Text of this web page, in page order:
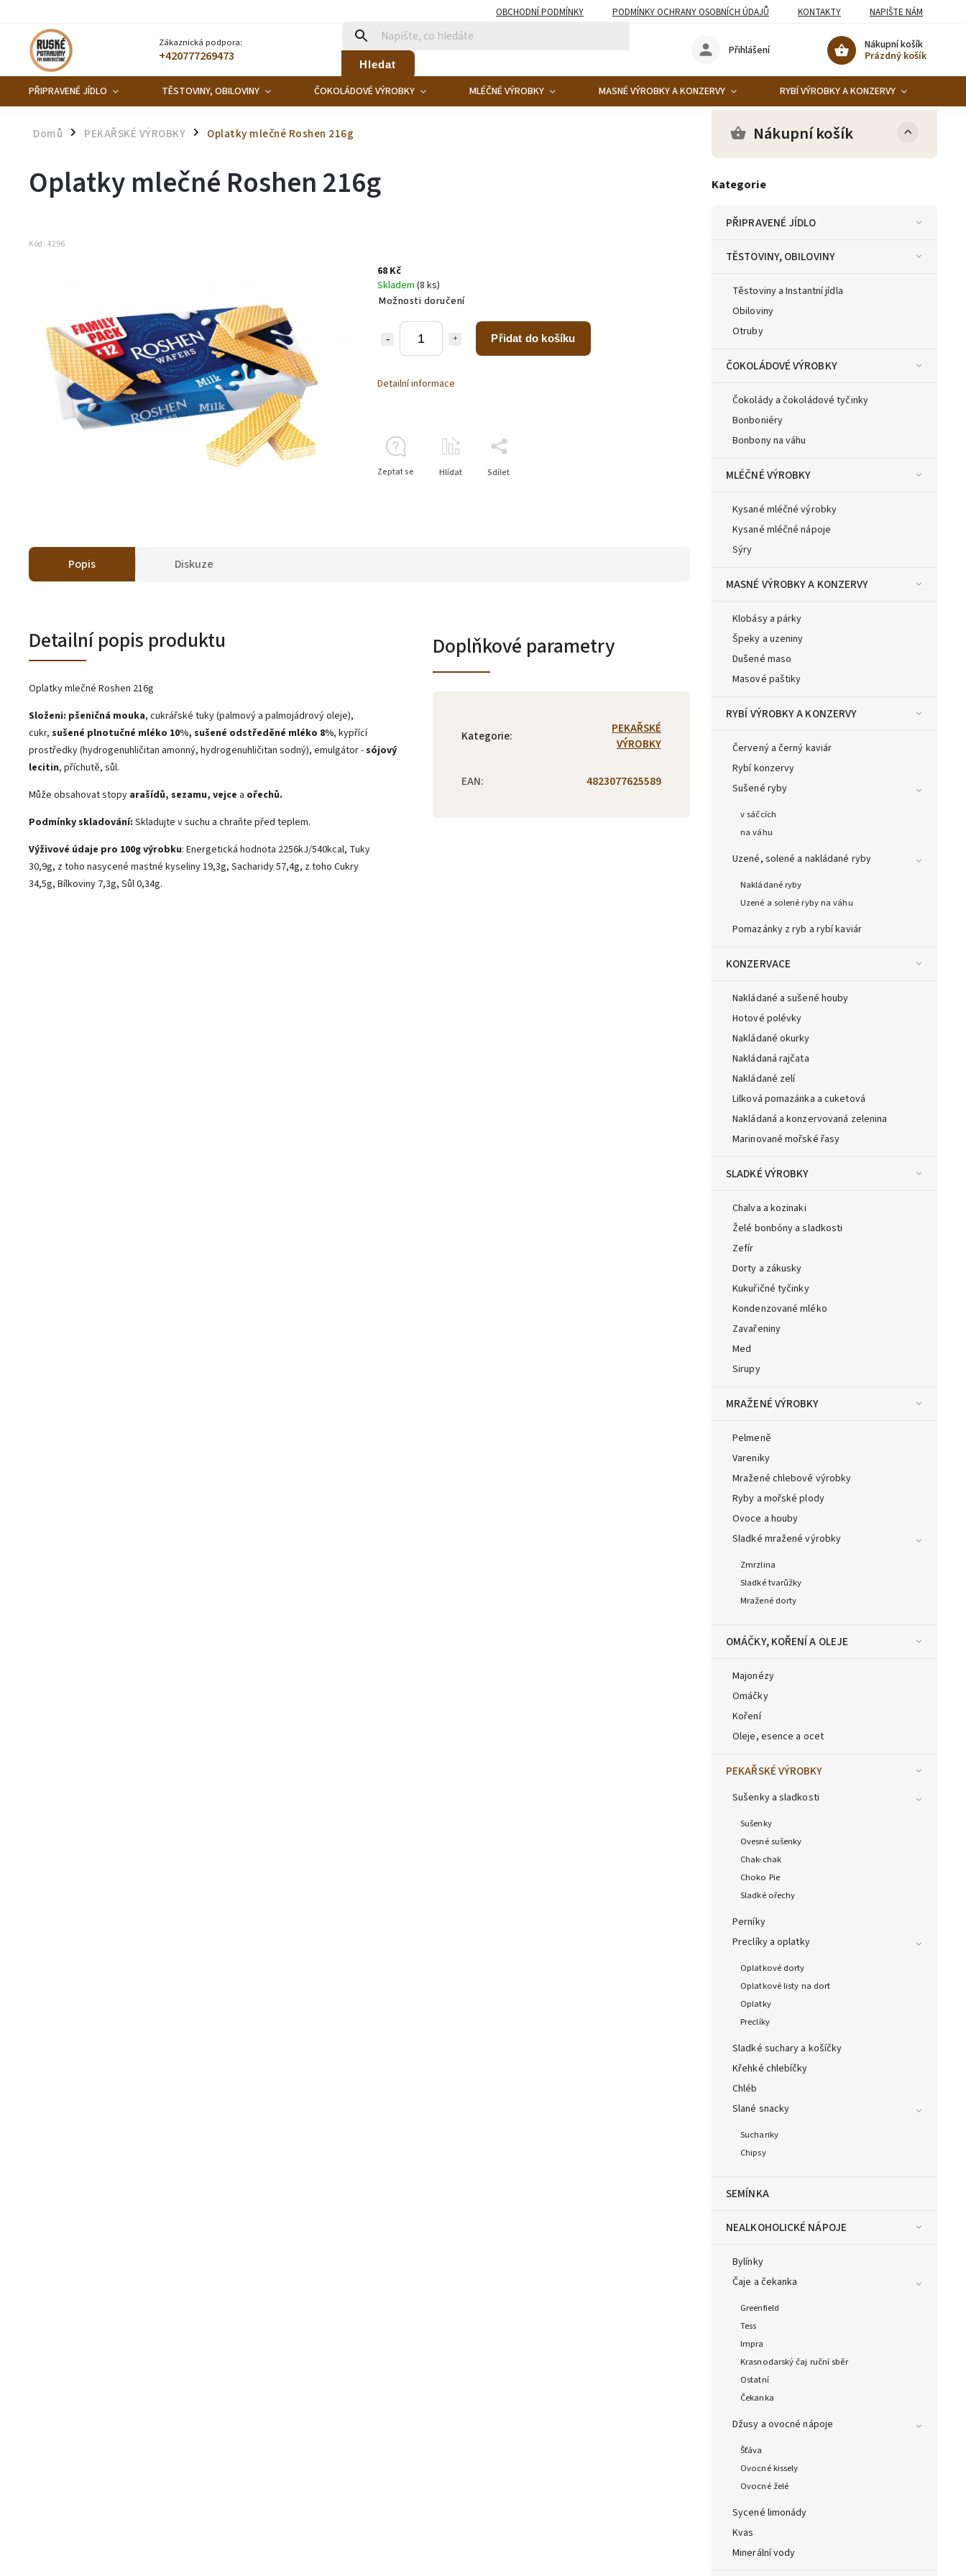
OBCHODNÍ PODMÍNKY PODMÍNKY OCHRANY OSOBNÍCH ÚDAJŮ KONTAKTY NAPIŠTE NÁM
Zákaznická podpora:
+420777269473 Hledat
Nákupní košík
Prázdný košík
Přihlášení
PŘIPRAVENÉ JÍDLO TĚSTOVINY, OBILOVINY ČOKOLÁDOVÉ VÝROBKY MLÉČNÉ VÝROBKY MASNÉ VÝROBKY A KONZERVY RYBÍ VÝROBKY A KONZERVY
Domů / PEKAŘSKÉ VÝROBKY / Oplatky mlečné Roshen 216g Nákupní košík
Kategorie
PŘIPRAVENÉ JÍDLO
TĚSTOVINY, OBILOVINY
Těstoviny a Instantní jídla
Obiloviny
Otruby
ČOKOLÁDOVÉ VÝROBKY
Čokolády a čokoládové tyčinky
Bonboniéry
Bonbony na váhu
MLÉČNÉ VÝROBKY
Kysané mléčné výrobky
Kysané mléčné nápoje
Sýry
MASNÉ VÝROBKY A KONZERVY
Klobásy a párky
Špeky a uzeniny
Dušené maso
Masové paštiky
RYBÍ VÝROBKY A KONZERVY
Červený a černý kaviár
Rybí konzervy
Sušené ryby
v sáčcích
na váhu
Uzené, solené a nakládané ryby
Nakládané ryby
Uzené a solené ryby na váhu
Pomazánky z ryb a rybí kaviár
KONZERVACE
Nakládané a sušené houby
Hotové polévky
Nakládané okurky
Nakládaná rajčata
Nakládané zelí
Lilková pomazánka a cuketová
Nakládaná a konzervovaná zelenina
Marinované mořské řasy
SLADKÉ VÝROBKY
Chalva a kozinaki
Želé bonbóny a sladkosti
Zefír
Dorty a zákusky
Kukuřičné tyčinky
Kondenzované mléko
Zavařeniny
Med
Sirupy
MRAŽENÉ VÝROBKY
Pelmeně
Vareniky
Mražené chlebové výrobky
Ryby a mořské plody
Ovoce a houby
Sladké mražené výrobky
Zmrzlina
Sladké tvarůžky
Mražené dorty
OMÁČKY, KOŘENÍ A OLEJE
Majonézy
Omáčky
Koření
Oleje, esence a ocet
PEKAŘSKÉ VÝROBKY
Sušenky a sladkosti
Sušenky
Ovesné sušenky
Chak-chak
Choko Pie
Sladké ořechy
Perníky
Preclíky a oplatky
Oplatkové dorty
Oplatkové listy na dort
Oplatky
Preclíky
Sladké suchary a košíčky
Křehké chlebíčky
Chléb
Slané snacky
Suchariky
Chipsy
SEMÍNKA
NEALKOHOLICKÉ NÁPOJE
Bylínky
Čaje a čekanka
Greenfield
Tess
Impra
Krasnodarský čaj ruční sběr
Ostatní
Čekanka
Džusy a ovocné nápoje
Šťáva
Ovocné kissely
Ovocné želé
Sycené limonády
Kvas
Minerální vody
Oplatky mlečné Roshen 216g
Kód: 4296
68 Kč
Skladem (8 ks)
Možnosti doručení
Přidat do košíku
Detailní informace
Zeptat se Hlídat Sdílet
Popis Diskuze
Detailní popis produktu
Oplatky mlečné Roshen 216g
Složeni: pšeničná mouka, cukrářské tuky (palmový a palmojádrový oleje),
cukr, sušené plnotučné mléko 10%, sušené odstředěné mléko 8%, kypřící
prostředky (hydrogenuhličitan amonný, hydrogenuhličitan sodný), emulgátor -sójový
lecitin, příchutě, sůl.
Může obsahovat stopy arašídů, sezamu, vejce a ořechů.
Podmínky skladování: Skladujte v suchu a chraňte před teplem.
Výživové údaje pro 100g výrobku: Energetická hodnota 2256kJ/540kcal, Tuky
30,9g, z toho nasycené mastné kyseliny 19,3g, Sacharidy 57,4g, z toho Cukry
34,5g, Bílkoviny 7,3g, Sůl 0,34g.
Doplňkové parametry
Kategorie:
PEKAŘSKÉ
VÝROBKY
EAN: 4823077625589